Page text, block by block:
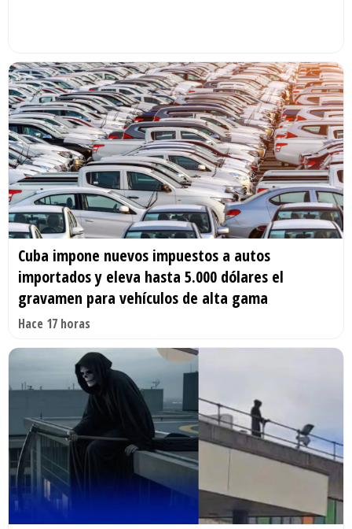
Cuba impone nuevos impuestos a autos
importados y eleva hasta 5.000 dólares el
gravamen para vehículos de alta gama
Hace 17 horas